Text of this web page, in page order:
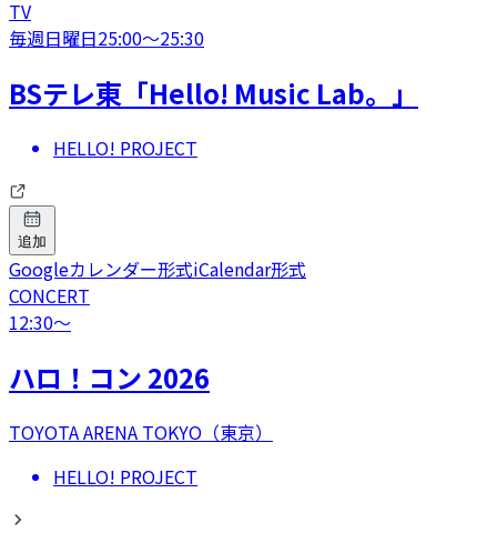
TV
毎週日曜日25:00〜25:30
BSテレ東「Hello! Music Lab。」
HELLO! PROJECT
追加
Googleカレンダー形式iCalendar形式
CONCERT
12:30〜
ハロ！コン 2026
TOYOTA ARENA TOKYO（東京）
HELLO! PROJECT